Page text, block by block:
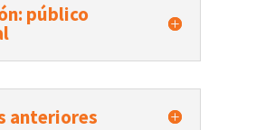
público
anteriores